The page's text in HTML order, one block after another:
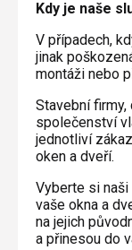
Kdy je naše
V případech,
jinak
montáži nebo
Stavební
společenství
jednotliví
oken a dveří.
Vyberte si
vaše okna a
na jejich
a přinesou do